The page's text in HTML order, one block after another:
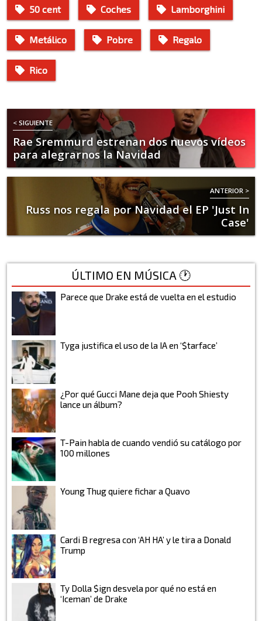
50 cent Coches Lamborghini
Metálico Pobre Regalo
Rico
< SIGUIENTE
Rae Sremmurd estrenan dos nuevos vídeos
para alegrarnos la Navidad
ANTERIOR >
Russ nos regala por Navidad el EP 'Just In
Case'
ÚLTIMO EN MÚSICA 🕐
Parece que Drake está de vuelta en el estudio
Tyga justifica el uso de la IA en ‘$tarface’
¿Por qué Gucci Mane deja que Pooh Shiesty
lance un álbum?
T-Pain habla de cuando vendió su catálogo por
100 millones
Young Thug quiere fichar a Quavo
Cardi B regresa con ‘AH HA’ y le tira a Donald
Trump
Ty Dolla $ign desvela por qué no está en
‘Iceman’ de Drake